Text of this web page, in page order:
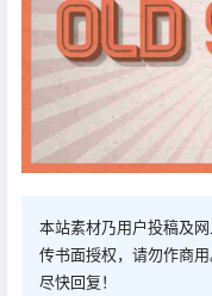
本站素材乃用户投稿及
传书面授权，请勿作商
尽快回复！